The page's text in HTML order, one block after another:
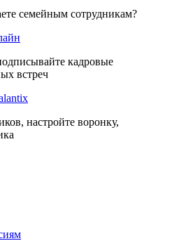
семейным сотрудникам?
кадровые
встреч
настройте воронку,